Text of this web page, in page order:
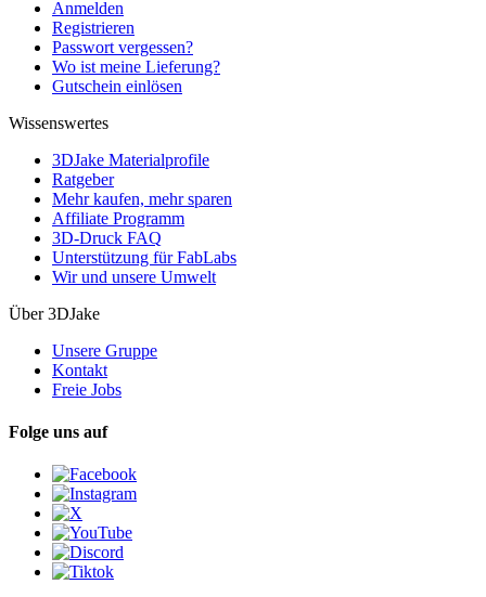
Anmelden
Registrieren
Passwort vergessen?
Wo ist meine Lieferung?
Gutschein einlösen
Wissenswertes
3DJake Materialprofile
Ratgeber
Mehr kaufen, mehr sparen
Affiliate Programm
3D-Druck FAQ
Unterstützung für FabLabs
Wir und unsere Umwelt
Über 3DJake
Unsere Gruppe
Kontakt
Freie Jobs
Folge uns auf